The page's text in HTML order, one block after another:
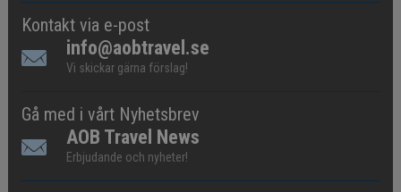
Kontakt via e-post
info@aobtravel.se
Vi skickar gärna förslag!
Gå med i vårt Nyhetsbrev
AOB Travel News
Erbjudande och nyheter!